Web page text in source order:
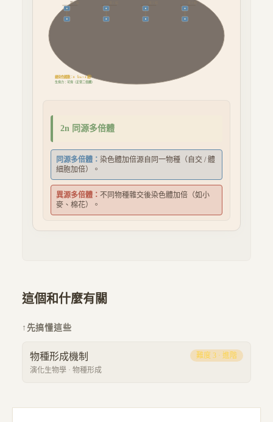
第1
總染色體數：8（2n ×4組）
生育力： 可育（正常二倍體）
2n 同源多倍體
同源多倍體： 染色體加倍源自同一物種（自交 / 體
細胞加倍）。
異源多倍體： 不同物種雜交後染色體加倍（如小
麥、棉花）。
這個和什麼有關
↑ 先搞懂這些
物種形成機制
演化生物學 · 物種形成
難度 3 · 進階